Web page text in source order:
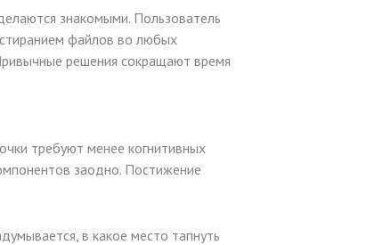
знакомыми. Пользователь
файлов во любых
решения сокращают время
требуют менее когнитивных
заодно. Постижение
в какое место тапнуть